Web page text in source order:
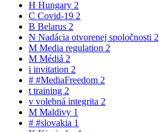
H Hungary 2
C Covid-19 2
B Belarus 2
N Nadácia otvorenej spoločnosti 2
M Media regulation 2
M Médiá 2
i invitation 2
# #MediaFreedom 2
t training 2
v volebná integrita 2
M Maldivy 1
# #slovakia 1